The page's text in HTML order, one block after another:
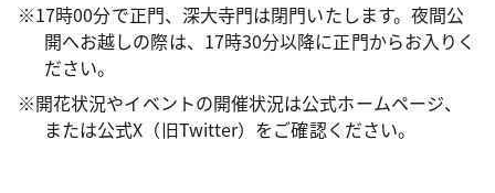
※17時00分で正門、深大寺門は閉門いたします。夜間公
開へお越しの際は、17時30分以降に正門からお入りく
ださい。
※開花状況やイベントの開催状況は公式ホームページ、
または公式X（旧Twitter）をご確認ください。